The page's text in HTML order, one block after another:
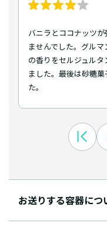
バニラとココナッツ
ませんでした。グル
の香りをセルジュル
ました。最後は砂糖
た。
お送りする容器につ